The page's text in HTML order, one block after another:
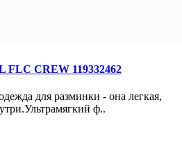
FLC CREW 119332462
для разминки - она легкая,
ф..